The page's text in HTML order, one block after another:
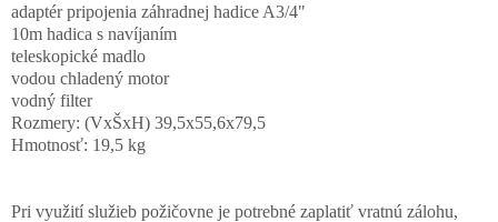
adaptér pripojenia záhradnej hadice A3/4"
10m hadica s navíjaním
teleskopické madlo
vodou chladený motor
vodný filter
Rozmery: (VxŠxH) 39,5x55,6x79,5
Hmotnosť: 19,5 kg
Pri využití služieb požičovne je potrebné zaplatiť vratnú zálohu,